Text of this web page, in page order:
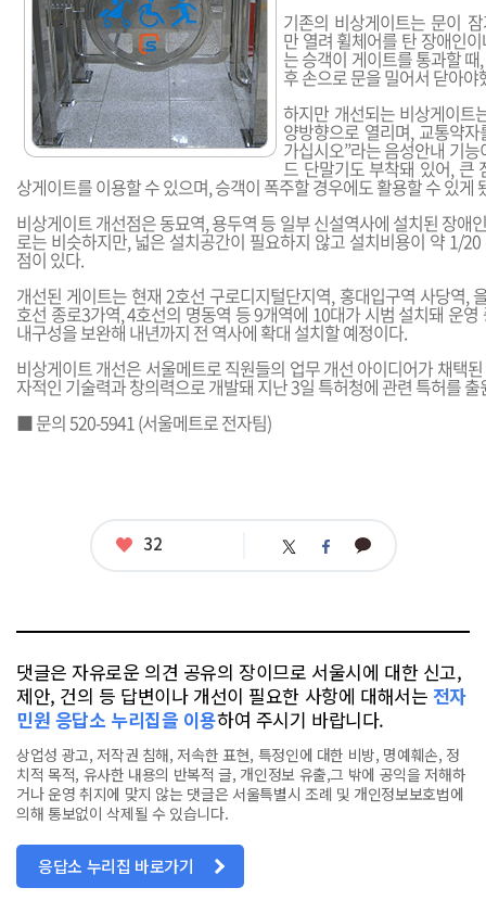
기존의 비상게이트는 문이
만 열려 휠체어를 탄 장애인
는 승객이 게이트를 통과할
후 손으로 문을 밀어서 닫아야
하지만 개선되는 비상게이트
양방향으로 열리며, 교통약
가십시오”라는 음성안내 기
드 단말기도 부착돼 있어, 큰
상게이트를 이용할 수 있으며, 승객이 폭주할 경우에도 활용할 수 있게
비상게이트 개선점은 동묘역, 용두역 등 일부 신설역사에 설치된 장애
로는 비슷하지만, 넓은 설치공간이 필요하지 않고 설치비용이 약 1/
점이 있다.
개선된 게이트는 현재 2호선 구로디지털단지역, 홍대입구역 사당역,
호선 종로3가역, 4호선의 명동역 등 9개역에 10대가 시범 설치돼 운
내구성을 보완해 내년까지 전 역사에 확대 설치할 예정이다.
비상게이트 개선은 서울메트로 직원들의 업무 개선 아이디어가 채택
자적인 기술력과 창의력으로 개발돼 지난 3일 특허청에 관련 특허를
■ 문의 520-5941 (서울메트로 전자팀)
좋
32 트 페 카
댓글은 자유로운 의견 공유의 장이므로 서울시에 대한 신고,
제안, 건의 등 답변이나 개선이 필요한 사항에 대해서는 전자
민원 응답소 누리집을 이용하여 주시기 바랍니다.
상업성 광고, 저작권 침해, 저속한 표현, 특정인에 대한 비방, 명예훼손, 정
치적 목적, 유사한 내용의 반복적 글, 개인정보 유출,그 밖에 공익을 저해하
거나 운영 취지에 맞지 않는 댓글은 서울특별시 조례 및 개인정보보호법에
의해 통보없이 삭제될 수 있습니다.
응답소 누리집 바로가기